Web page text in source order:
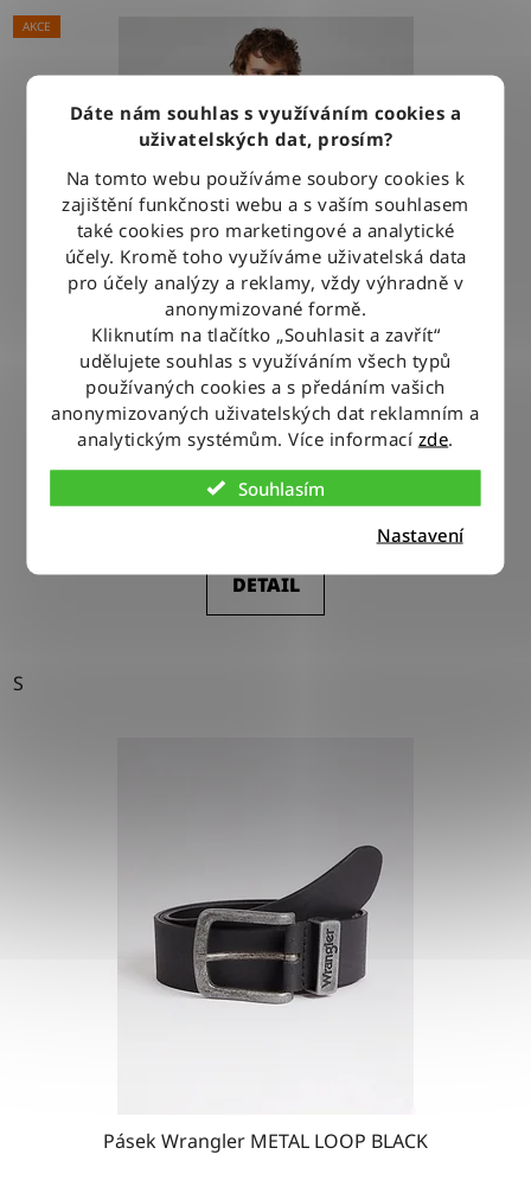
Dáte nám souhlas s využíváním cookies a
uživatelských dat, prosím?
Na tomto webu používáme soubory cookies k
zajištění funkčnosti webu a s vaším souhlasem
také cookies pro marketingové a analytické
účely. Kromě toho využíváme uživatelská data
pro účely analýzy a reklamy, vždy výhradně v
anonymizované formě.
Kliknutím na tlačítko „Souhlasit a zavřít“
udělujete souhlas s využíváním všech typů
používaných cookies a s předáním vašich
anonymizovaných uživatelských dat reklamním a
analytickým systémům. Více informací zde.
Souhlasím
Nastavení
AKCE
Košile Wrangler WESTERN SHIRT LIGHT STONE
1 279 Kč
DETAIL
S
Pásek Wrangler METAL LOOP BLACK